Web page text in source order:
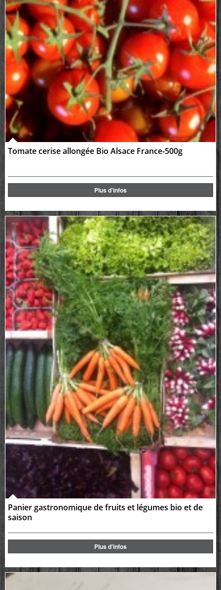
Tomate cerise allongée Bio Alsace France-500g
Plus d'infos
Panier gastronomique de fruits et légumes bio et de
saison
Plus d'infos